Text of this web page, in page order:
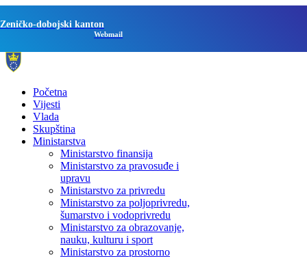
Zeničko-dobojski kanton
Webmail
Početna
Vijesti
Vlada
Skupština
Ministarstva
Ministarstvo finansija
Ministarstvo za pravosuđe i
upravu
Ministarstvo za privredu
Ministarstvo za poljoprivredu,
šumarstvo i vodoprivredu
Ministarstvo za obrazovanje,
nauku, kulturu i sport
Ministarstvo za prostorno